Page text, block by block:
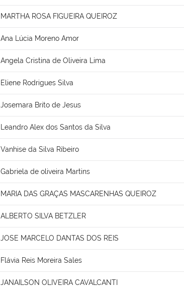
MARTHA ROSA FIGUEIRA QUEIROZ
Ana Lúcia Moreno Amor
Angela Cristina de Oliveira Lima
Eliene Rodrigues Silva
Josemara Brito de Jesus
Leandro Alex dos Santos da Silva
Vanhise da Silva Ribeiro
Gabriela de oliveira Martins
MARIA DAS GRAÇAS MASCARENHAS QUEIROZ
ALBERTO SILVA BETZLER
JOSE MARCELO DANTAS DOS REIS
Flávia Reis Moreira Sales
JANAILSON OLIVEIRA CAVALCANTI